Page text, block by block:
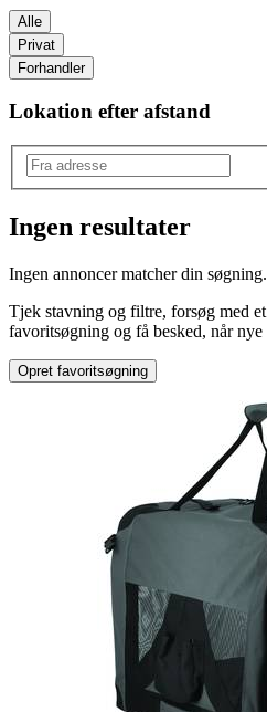
Alle
Privat
Forhandler
Lokation efter afstand
Til husdyr
Ingen resultater
Ingen annoncer matcher din søgning.
Tjek stavning og filtre, forsøg med
favoritsøgning og få besked, når
Opret favoritsøgning